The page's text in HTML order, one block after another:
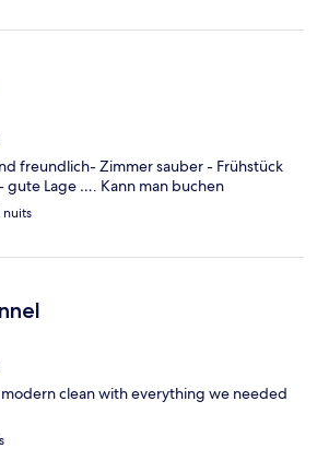
freundlich- Zimmer sauber - Frühstück
Lage …. Kann man buchen
nuits
modern clean with everything we needed